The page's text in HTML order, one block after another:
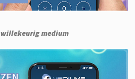
willekeurig medium